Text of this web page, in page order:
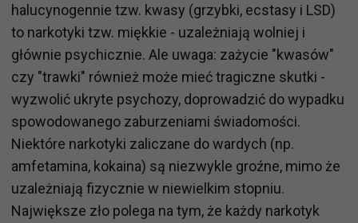
halucynogennie tzw. kwasy (grzybki, ecstasy i LSD)
to narkotyki tzw. miękkie - uzależniają wolniej i
głównie psychicznie. Ale uwaga: zażycie "kwasów"
czy "trawki" również może mieć tragiczne skutki -
wyzwolić ukryte psychozy, doprowadzić do wypadku
spowodowanego zaburzeniami świadomości.
Niektóre narkotyki zaliczane do wardych (np.
amfetamina, kokaina) są niezwykle groźne, mimo że
uzależniają fizycznie w niewielkim stopniu.
Największe zło polega na tym, że każdy narkotyk